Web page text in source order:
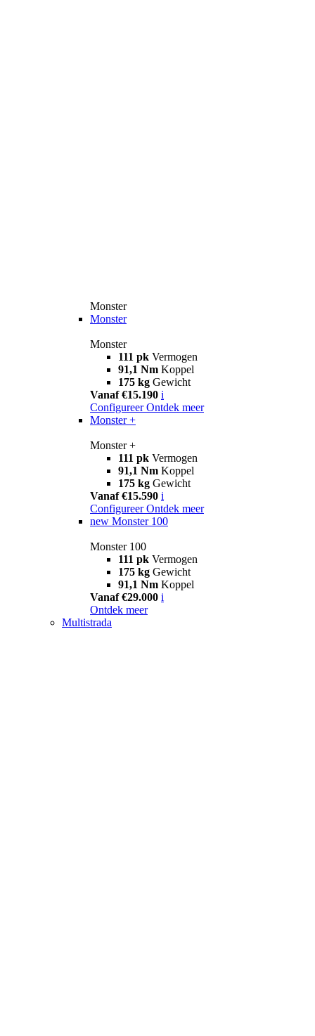
Monster
Monster
Monster
111 pk Vermogen
91,1 Nm Koppel
175 kg Gewicht
Vanaf €15.190 i
Configureer Ontdek meer
Monster +
Monster +
111 pk Vermogen
91,1 Nm Koppel
175 kg Gewicht
Vanaf €15.590 i
Configureer Ontdek meer
new Monster 100
Monster 100
111 pk Vermogen
175 kg Gewicht
91,1 Nm Koppel
Vanaf €29.000 i
Ontdek meer
Multistrada